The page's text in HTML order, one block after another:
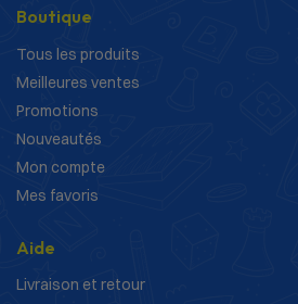
Boutique
Tous les produits
Meilleures ventes
Promotions
Nouveautés
Mon compte
Mes favoris
Aide
Livraison et retour